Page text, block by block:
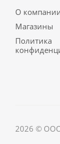
О
Магазины
Политика
2026 © ООО